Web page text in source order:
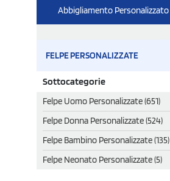
Abbigliamento Personalizzato
FELPE PERSONALIZZATE
Sottocategorie
Felpe Uomo Personalizzate (651)
Felpe Donna Personalizzate (524)
Felpe Bambino Personalizzate (135)
Felpe Neonato Personalizzate (5)